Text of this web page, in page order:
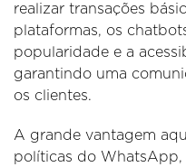
realizar transações
plataformas, os
popularidade e a
garantindo uma
os clientes.
A grande vantagem
políticas do